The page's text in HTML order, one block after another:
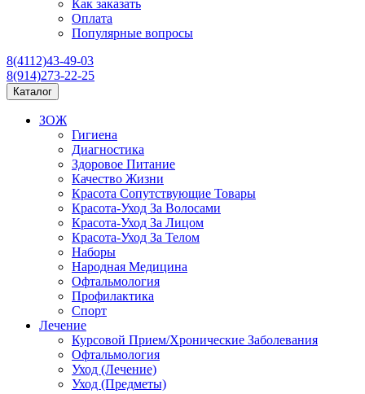
Как заказать
Оплата
Популярные вопросы
8(4112)43-49-03
8(914)273-22-25
Каталог
ЗОЖ
Гигиена
Диагностика
Здоровое Питание
Качество Жизни
Красота Сопутствующие Товары
Красота-Уход За Волосами
Красота-Уход За Лицом
Красота-Уход За Телом
Наборы
Народная Медицина
Офтальмология
Профилактика
Спорт
Лечение
Курсовой Прием/Хронические Заболевания
Офтальмология
Уход (Лечение)
Уход (Предметы)